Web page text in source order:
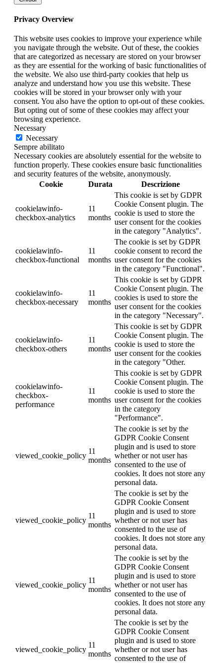
Privacy Overview
This website uses cookies to improve your experience while
you navigate through the website. Out of these, the cookies
that are categorized as necessary are stored on your browser
as they are essential for the working of basic functionalities of
the website. We also use third-party cookies that help us
analyze and understand how you use this website. These
cookies will be stored in your browser only with your
consent. You also have the option to opt-out of these cookies.
But opting out of some of these cookies may affect your
browsing experience.
Necessary
Necessary
Sempre abilitato
Necessary cookies are absolutely essential for the website to
function properly. These cookies ensure basic functionalities
and security features of the website, anonymously.
Cookie
Durata Descrizione
cookielawinfo-
checkbox-analytics
11
months
This cookie is set by GDPR
Cookie Consent plugin. The
cookie is used to store the
user consent for the cookies
in the category "Analytics".
cookielawinfo-
checkbox-functional
11
months
The cookie is set by GDPR
cookie consent to record the
user consent for the cookies
in the category "Functional".
cookielawinfo-
checkbox-necessary
11
months
This cookie is set by GDPR
Cookie Consent plugin. The
cookies is used to store the
user consent for the cookies
in the category "Necessary".
cookielawinfo-
checkbox-others
11
months
This cookie is set by GDPR
Cookie Consent plugin. The
cookie is used to store the
user consent for the cookies
in the category "Other.
cookielawinfo-
checkbox-
performance
11
months
This cookie is set by GDPR
Cookie Consent plugin. The
cookie is used to store the
user consent for the cookies
in the category
"Performance".
viewed_cookie_policy
11
months
The cookie is set by the
GDPR Cookie Consent
plugin and is used to store
whether or not user has
consented to the use of
cookies. It does not store any
personal data.
viewed_cookie_policy
11
months
The cookie is set by the
GDPR Cookie Consent
plugin and is used to store
whether or not user has
consented to the use of
cookies. It does not store any
personal data.
viewed_cookie_policy
11
months
The cookie is set by the
GDPR Cookie Consent
plugin and is used to store
whether or not user has
consented to the use of
cookies. It does not store any
personal data.
viewed_cookie_policy
11
months
The cookie is set by the
GDPR Cookie Consent
plugin and is used to store
whether or not user has
consented to the use of